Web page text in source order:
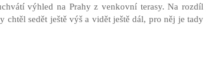
výhled na Prahy z venkovní terasy. Na rozdíl
chtěl sedět ještě výš a vidět ještě dál, pro něj je tady